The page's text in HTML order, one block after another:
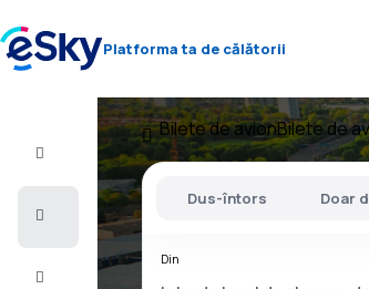
Platforma ta de călătorii
Zbor+Hotel
Bilete de avionBilete de
Dus-întors Doar
Din